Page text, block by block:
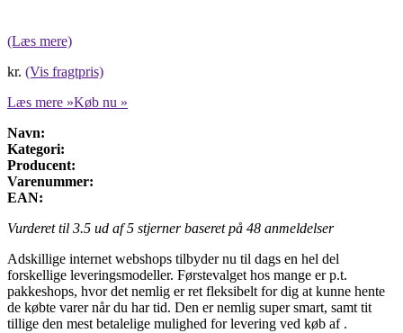
(Læs mere)
kr. (Vis fragtpris)
Læs mere »Køb nu »
Navn:
Kategori:
Producent:
Varenummer:
EAN:
Vurderet til 3.5 ud af 5 stjerner baseret på 48 anmeldelser
Adskillige internet webshops tilbyder nu til dags en hel del
forskellige leveringsmodeller. Førstevalget hos mange er p.t.
pakkeshops, hvor det nemlig er ret fleksibelt for dig at kunne hente
de købte varer når du har tid. Den er nemlig super smart, samt tit
tillige den mest betalelige mulighed for levering ved køb af .